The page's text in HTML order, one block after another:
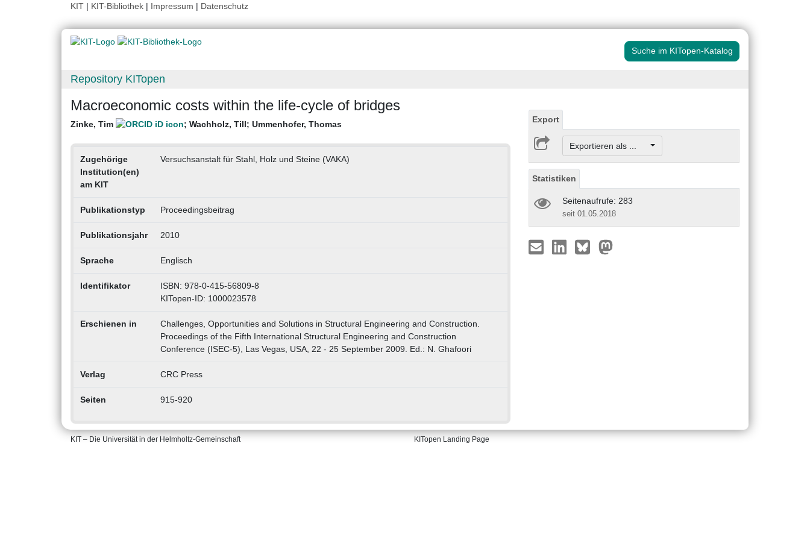
KIT | KIT-Bibliothek | Impressum | Datenschutz
Suche im KITopen-Katalog
Repository KITopen
Macroeconomic costs within the life-cycle of bridges
Zinke, Tim ; Wachholz, Till; Ummenhofer, Thomas
Zugehörige
Institution(en)
am KIT
Versuchsanstalt für Stahl, Holz und Steine (VAKA)
Publikationstyp Proceedingsbeitrag
Publikationsjahr 2010
Sprache Englisch
Identifikator
ISBN: 978-0-415-56809-8
KITopen-ID: 1000023578
Erschienen in
Challenges, Opportunities and Solutions in Structural Engineering and Construction.
Proceedings of the Fifth International Structural Engineering and Construction
Conference (ISEC-5), Las Vegas, USA, 22 - 25 September 2009. Ed.: N. Ghafoori
Verlag CRC Press
Seiten 915-920
Export
Exportieren als ...
Statistiken
Seitenaufrufe: 283
seit 01.05.2018
KIT – Die Universität in der Helmholtz-Gemeinschaft KITopen Landing Page